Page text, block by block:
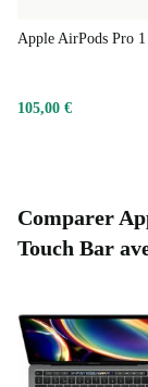
Apple AirPods Pro 1
105,00 €
Comparer
Touch Bar